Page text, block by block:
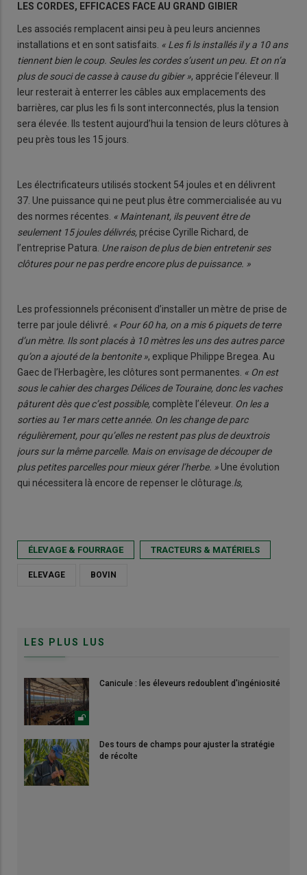
LES CORDES, EFFICACES FACE AU GRAND GIBIER
Les associés remplacent ainsi peu à peu leurs anciennes
installations et en sont satisfaits. « Les fi ls installés il y a 10 ans
tiennent bien le coup. Seules les cordes s’usent un peu. Et on n’a
plus de souci de casse à cause du gibier », apprécie l’éleveur. Il
leur resterait à enterrer les câbles aux emplacements des
barrières, car plus les fi ls sont interconnectés, plus la tension
sera élevée. Ils testent aujourd’hui la tension de leurs clôtures à
peu près tous les 15 jours.
Les électrificateurs utilisés stockent 54 joules et en délivrent
37. Une puissance qui ne peut plus être commercialisée au vu
des normes récentes. « Maintenant, ils peuvent être de
seulement 15 joules délivrés, précise Cyrille Richard, de
l’entreprise Patura. Une raison de plus de bien entretenir ses
clôtures pour ne pas perdre encore plus de puissance. »
Les professionnels préconisent d’installer un mètre de prise de
terre par joule délivré. « Pour 60 ha, on a mis 6 piquets de terre
d’un mètre. Ils sont placés à 10 mètres les uns des autres parce
qu’on a ajouté de la bentonite », explique Philippe Bregea. Au
Gaec de l’Herbagère, les clôtures sont permanentes. « On est
sous le cahier des charges Délices de Touraine, donc les vaches
pâturent dès que c’est possible, complète l’éleveur. On les a
sorties au 1ermars cette année. On les change de parc
régulièrement, pour qu’elles ne restent pas plus de deuxtrois
jours sur la même parcelle. Mais on envisage de découper de
plus petites parcelles pour mieux gérer l’herbe. » Une évolution
qui nécessitera là encore de repenser le clôturage.ls,
ÉLEVAGE & FOURRAGE TRACTEURS & MATÉRIELS
ELEVAGE BOVIN
LES PLUS LUS
Canicule : les éleveurs redoublent d'ingéniosité
Des tours de champs pour ajuster la stratégie
de récolte